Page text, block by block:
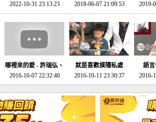
2022-10-31 23:13:23
肉
2018-06-07 21:09:53 2019-
哪裡來的愛 - 許瑞弘、
李其芬
2016-10-07 22:32:40
就是喜歡摸隱私處
2016-10-11 23:30:37
語
2016-